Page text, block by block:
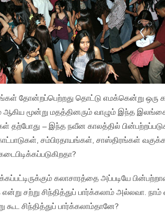
தோன்றப்பெற்றது தொட்டு எமக்கென்று ஒரு
ஆகிய மூன்று மதத்தினரும் வாழும் இந்த
தற்போது – இந்த நவீன காலத்தில்
சம்பிரதாயங்கள்‚ சாஸ்திரங்கள்
கலாசாரத்தை அப்படியே
சற்று சிந்தித்துப் பார்க்கலாம் அல்லவா. நாம்
கூட சிந்தித்துப் பார்க்கலாம்தானே?